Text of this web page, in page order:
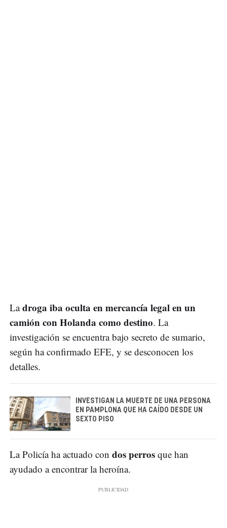
Ladroga iba oculta en mercancía legal en un
camión con Holanda como destino. La
investigación se encuentra bajo secreto de sumario,
según ha confirmado EFE, y se desconocen los
detalles.
INVESTIGAN LA MUERTE DE UNA PERSONA
EN PAMPLONA QUE HA CAÍDO DESDE UN
SEXTO PISO
La Policía ha actuado con dos perros que han
ayudado a encontrar la heroína.